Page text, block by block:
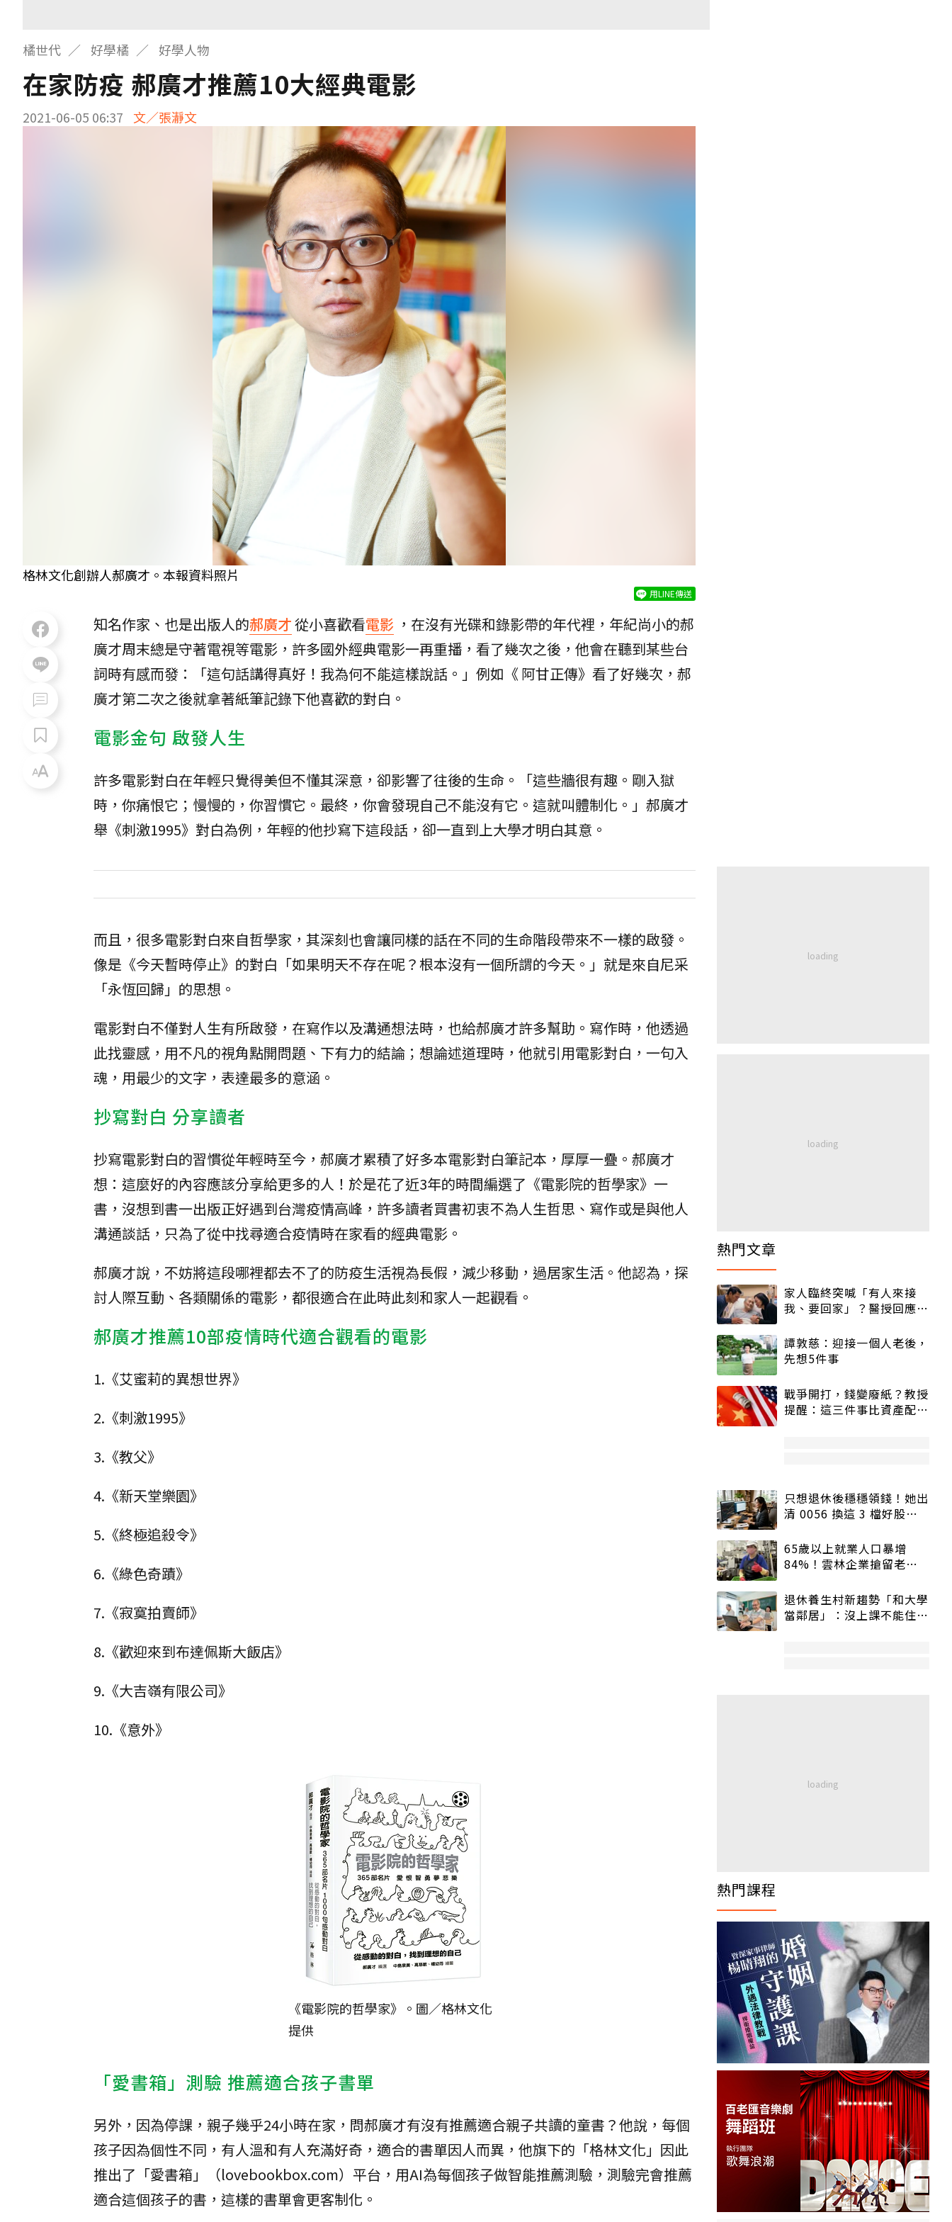
橘世代 好學橘 好學人物
在家防疫 郝廣才推薦10大經典電影
2021-06-05 06:37 文／張瀞文
格林文化創辦人郝廣才。本報資料照片
用LINE傳送
知名作家、也是出版人的郝廣才從小喜歡看電影 ，在沒有光碟和錄影帶的年代裡，年紀尚小的郝
廣才周末總是守著電視等電影，許多國外經典電影一再重播，看了幾次之後，他會在聽到某些台
詞時有感而發：「這句話講得真好！我為何不能這樣說話。」例如《 阿甘正傳》看了好幾次，郝
廣才第二次之後就拿著紙筆記錄下他喜歡的對白。
電影金句 啟發人生
許多電影對白在年輕只覺得美但不懂其深意，卻影響了往後的生命。「這些牆很有趣。剛入獄
時，你痛恨它；慢慢的，你習慣它。最終，你會發現自己不能沒有它。這就叫體制化。」郝廣才
舉《刺激1995》對白為例，年輕的他抄寫下這段話，卻一直到上大學才明白其意。
而且，很多電影對白來自哲學家，其深刻也會讓同樣的話在不同的生命階段帶來不一樣的啟發。
像是《今天暫時停止》的對白「如果明天不存在呢？根本沒有一個所謂的今天。」就是來自尼采
「永恆回歸」的思想。
電影對白不僅對人生有所啟發，在寫作以及溝通想法時，也給郝廣才許多幫助。寫作時，他透過
此找靈感，用不凡的視角點開問題、下有力的結論；想論述道理時，他就引用電影對白，一句入
魂，用最少的文字，表達最多的意涵。
抄寫對白 分享讀者
抄寫電影對白的習慣從年輕時至今，郝廣才累積了好多本電影對白筆記本，厚厚一疊。郝廣才
想：這麼好的內容應該分享給更多的人！於是花了近3年的時間編選了《電影院的哲學家》一
書，沒想到書一出版正好遇到台灣疫情高峰，許多讀者買書初衷不為人生哲思、寫作或是與他人
溝通談話，只為了從中找尋適合疫情時在家看的經典電影。
郝廣才說，不妨將這段哪裡都去不了的防疫生活視為長假，減少移動，過居家生活。他認為，探
討人際互動、各類關係的電影，都很適合在此時此刻和家人一起觀看。
郝廣才推薦10部疫情時代適合觀看的電影
1.《艾蜜莉的異想世界》
2.《刺激1995》
3.《教父》
4.《新天堂樂園》
5.《終極追殺令》
6.《綠色奇蹟》
7.《寂寞拍賣師》
8.《歡迎來到布達佩斯大飯店》
9.《大吉嶺有限公司》
10.《意外》
《電影院的哲學家》。圖／格林文化
提供
「愛書箱」測驗 推薦適合孩子書單
另外，因為停課，親子幾乎24小時在家，問郝廣才有沒有推薦適合親子共讀的童書？他說，每個
孩子因為個性不同，有人溫和有人充滿好奇，適合的書單因人而異，他旗下的「格林文化」因此
推出了「愛書箱」（lovebookbox.com）平台，用AI為每個孩子做智能推薦測驗，測驗完會推薦
適合這個孩子的書，這樣的書單會更客制化。
熱門文章
家人臨終突喊「有人來接
我、要回家」？醫授回應方
譚敦慈：迎接一個人老後，
先想5件事
戰爭開打，錢變廢紙？教授
提醒：這三件事比資產配置
只想退休後穩穩領錢！她出
清 0056 換這 3 檔好股：
65歲以上就業人口暴增
84%！雲林企業搶留老員
退休養生村新趨勢「和大學
當鄰居」：沒上課不能住、
熱門課程